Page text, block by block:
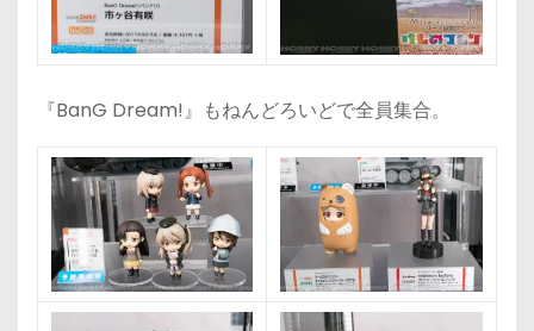
『BanG Dream!』もねんどろいどで全員集合。